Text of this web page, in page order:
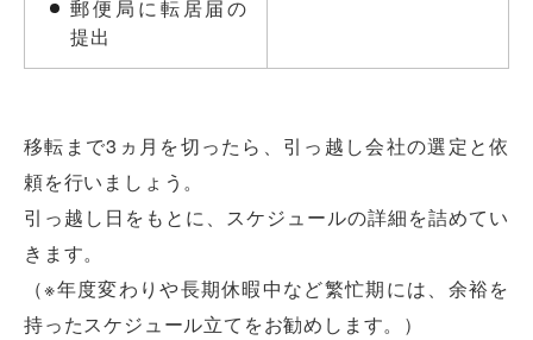
郵便局に転居届の
提出
移転まで3ヵ月を切ったら、引っ越し会社の選定と依
頼を行いましょう。
引っ越し日をもとに、スケジュールの詳細を詰めてい
きます。
（※年度変わりや長期休暇中など繁忙期には、余裕を
持ったスケジュール立てをお勧めします。）